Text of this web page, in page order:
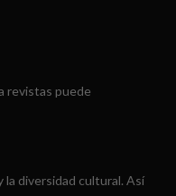
revistas puede
la diversidad cultural. Así